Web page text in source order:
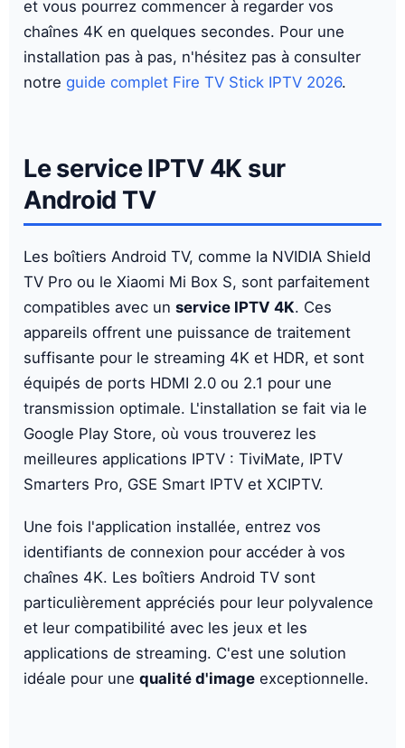
et vous pourrez commencer à regarder vos
chaînes 4K en quelques secondes. Pour une
installation pas à pas, n'hésitez pas à consulter
notre guide complet Fire TV Stick IPTV 2026.
Le service IPTV 4K sur
Android TV
Les boîtiers Android TV, comme la NVIDIA Shield
TV Pro ou le Xiaomi Mi Box S, sont parfaitement
compatibles avec un service IPTV 4K. Ces
appareils offrent une puissance de traitement
suffisante pour le streaming 4K et HDR, et sont
équipés de ports HDMI 2.0 ou 2.1 pour une
transmission optimale. L'installation se fait via le
Google Play Store, où vous trouverez les
meilleures applications IPTV : TiviMate, IPTV
Smarters Pro, GSE Smart IPTV et XCIPTV.
Une fois l'application installée, entrez vos
identifiants de connexion pour accéder à vos
chaînes 4K. Les boîtiers Android TV sont
particulièrement appréciés pour leur polyvalence
et leur compatibilité avec les jeux et les
applications de streaming. C'est une solution
idéale pour une qualité d'image exceptionnelle.